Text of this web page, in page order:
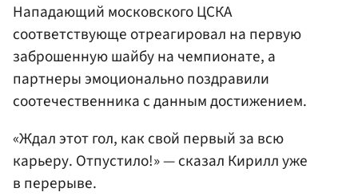
Нападающий московского ЦСКА
соответствующе отреагировал на первую
заброшенную шайбу на чемпионате, а
партнеры эмоционально поздравили
соотечественника с данным достижением.
«Ждал этот гол, как свой первый за всю
карьеру. Отпустило!» — сказал Кирилл уже
в перерыве.